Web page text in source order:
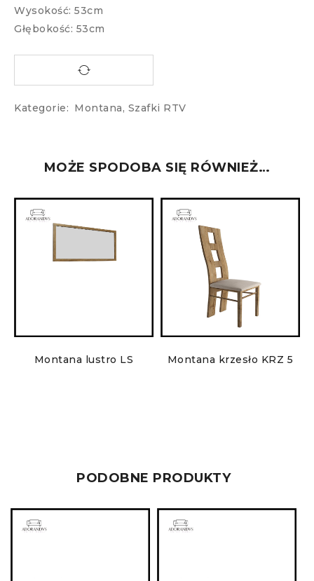
Wysokość: 53cm
Głębokość: 53cm
Kategorie: Montana, Szafki RTV
MOŻE SPODOBA SIĘ RÓWNIEŻ…
Montana lustro LS Montana krzesło KRZ 5
PODOBNE PRODUKTY